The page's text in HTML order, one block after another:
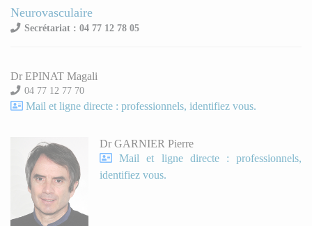
Neurovasculaire
Secrétariat : 04 77 12 78 05
Dr EPINAT Magali
04 77 12 77 70
Mail et ligne directe : professionnels, identifiez vous.
Dr GARNIER Pierre
Mail et ligne directe : professionnels,
identifiez vous.